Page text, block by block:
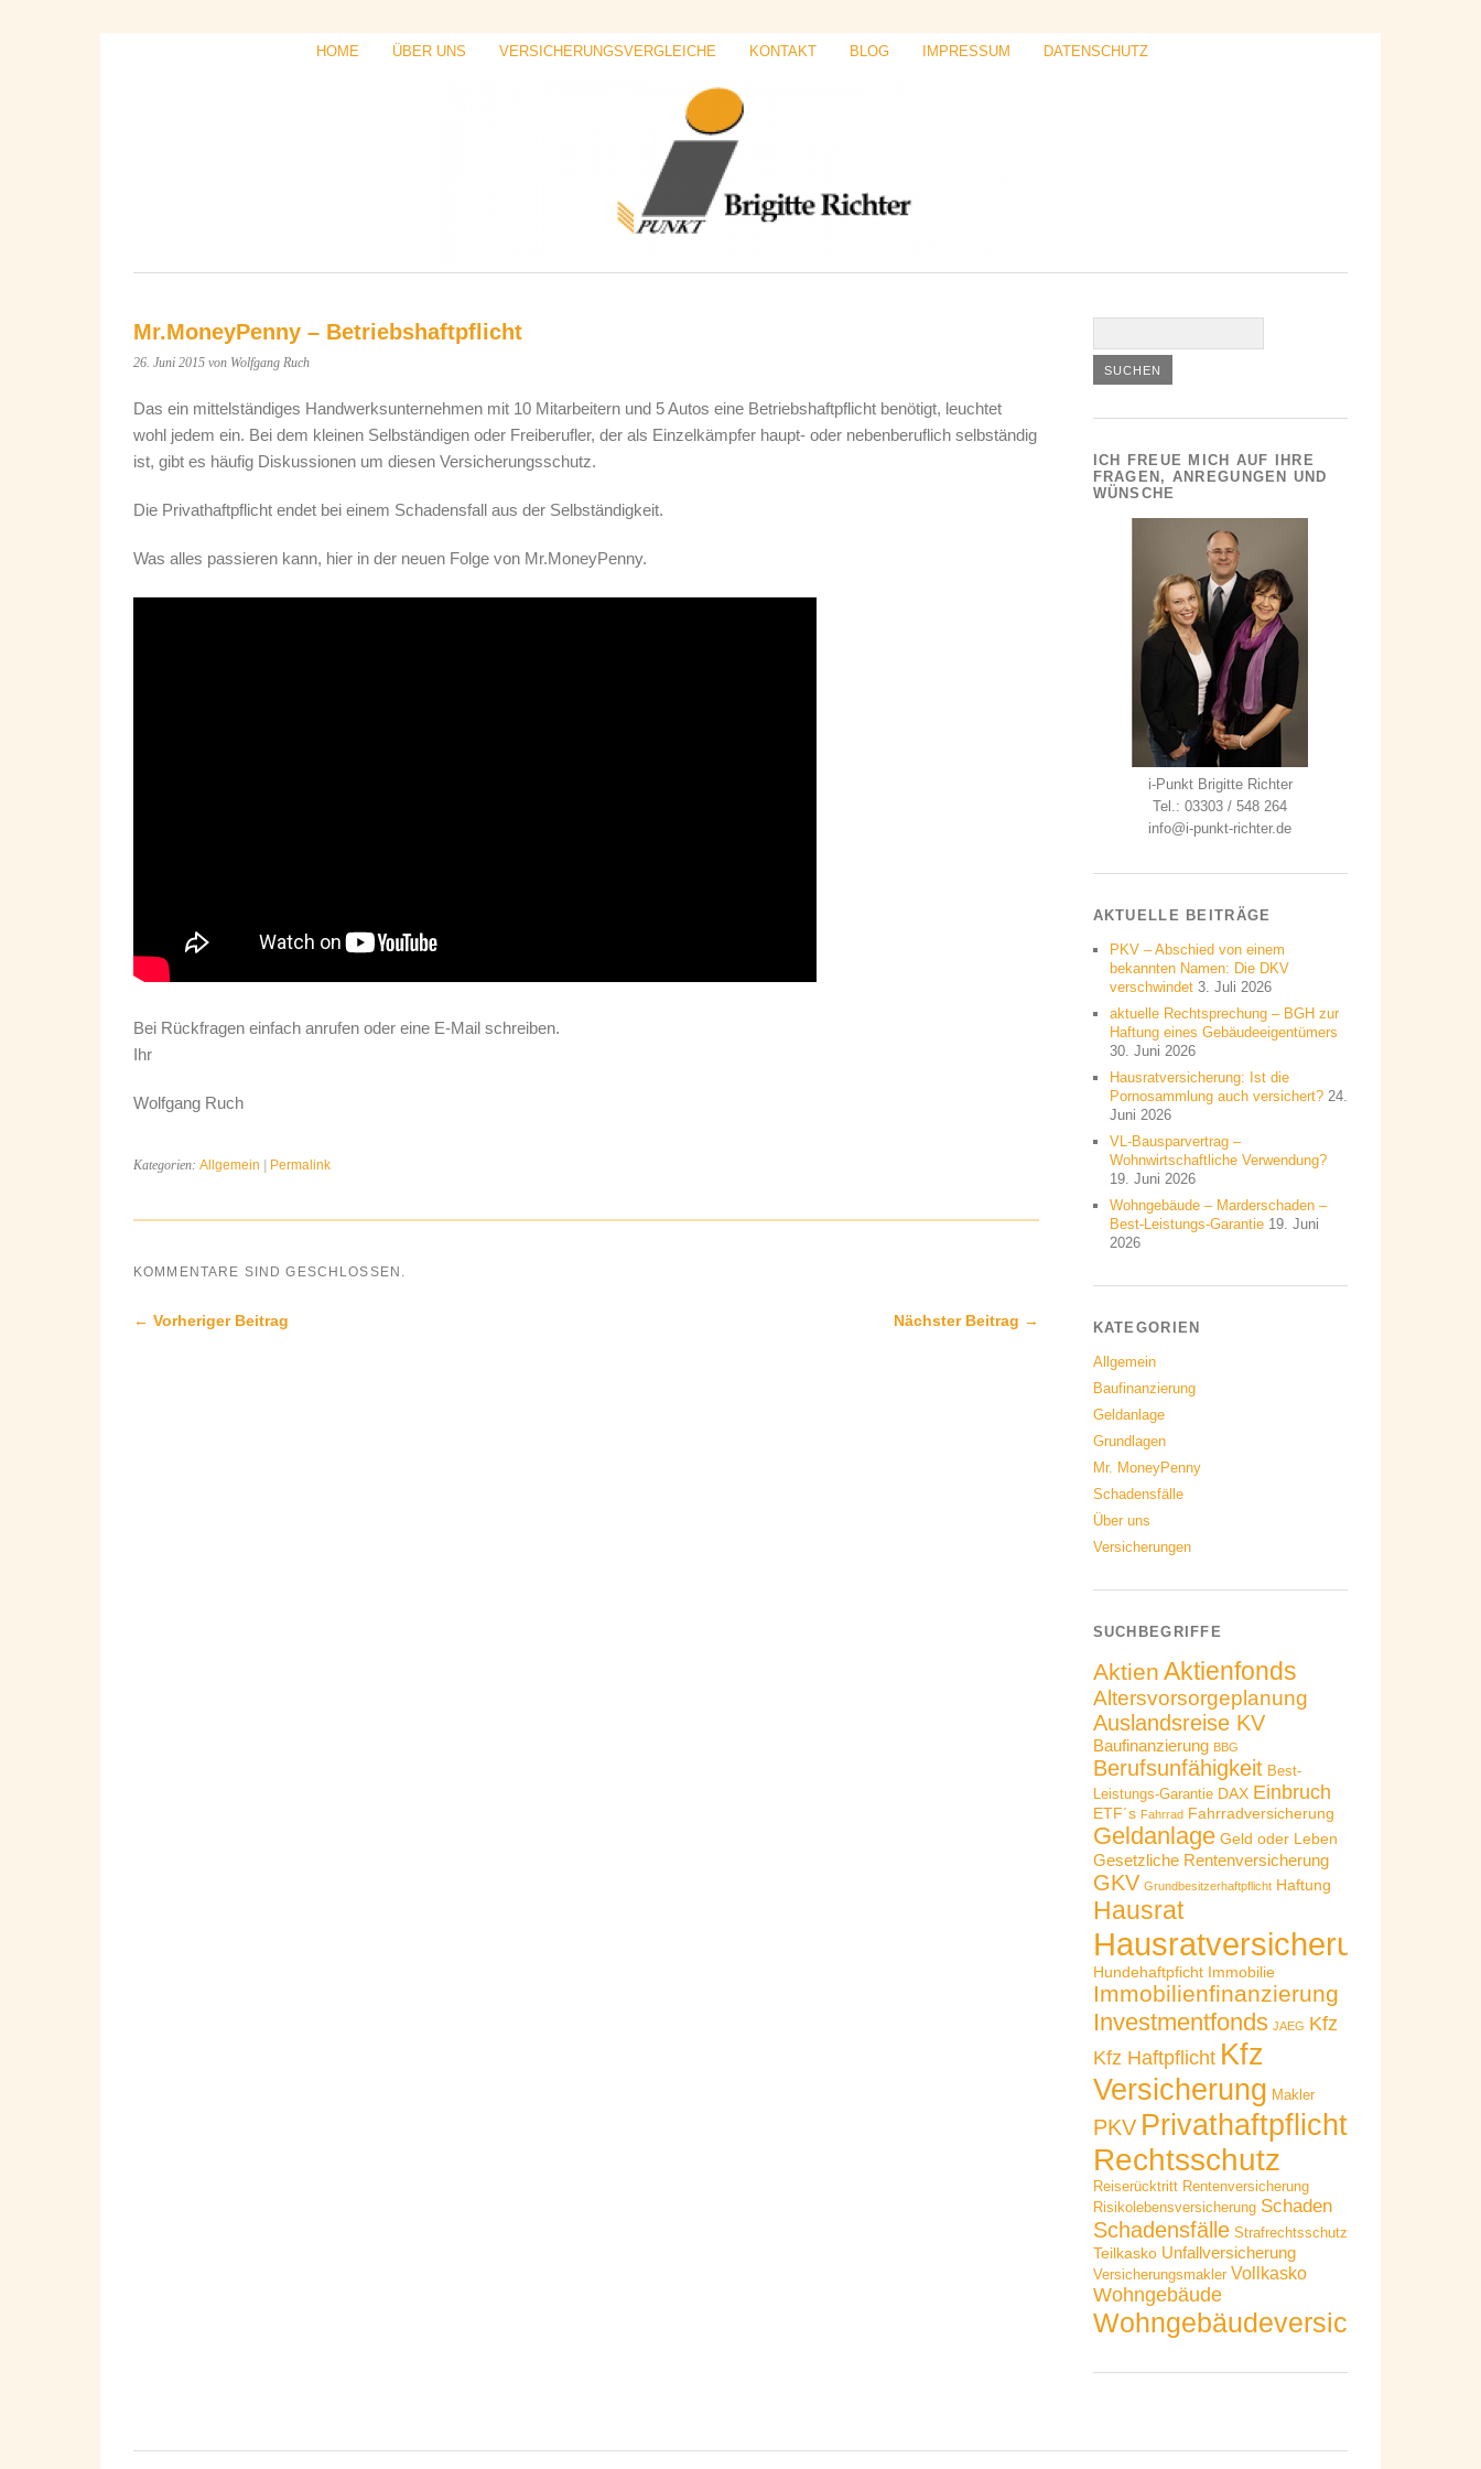
HOME ÜBER UNS VERSICHERUNGSVERGLEICHE KONTAKT BLOG IMPRESSUM DATENSCHUTZ
Mr.MoneyPenny – Betriebshaftpflicht
26. Juni 2015 von Wolfgang Ruch
Das ein mittelständiges Handwerksunternehmen mit 10 Mitarbeitern und 5 Autos eine Betriebshaftpflicht benötigt, leuchtet
wohl jedem ein. Bei dem kleinen Selbständigen oder Freiberufler, der als Einzelkämpfer haupt- oder nebenberuflich selbständig
ist, gibt es häufig Diskussionen um diesen Versicherungsschutz.
Die Privathaftpflicht endet bei einem Schadensfall aus der Selbständigkeit.
Was alles passieren kann, hier in der neuen Folge von Mr.MoneyPenny.
Bei Rückfragen einfach anrufen oder eine E-Mail schreiben.
Ihr
Wolfgang Ruch
Kategorien: Allgemein Permalink
KOMMENTARE SIND GESCHLOSSEN.
← Vorheriger Beitrag Nächster Beitrag →
ICH FREUE MICH AUF IHRE
FRAGEN, ANREGUNGEN UND
WÜNSCHE
i-Punkt Brigitte Richter
Tel.: 03303 / 548 264
info@i-punkt-richter.de
AKTUELLE BEITRÄGE
PKV – Abschied von einem
bekannten Namen: Die DKV
verschwindet 3. Juli 2026
aktuelle Rechtsprechung – BGH zur
Haftung eines Gebäudeeigentümers
30. Juni 2026
Hausratversicherung: Ist die
Pornosammlung auch versichert? 24.
Juni 2026
VL-Bausparvertrag –
Wohnwirtschaftliche Verwendung?
19. Juni 2026
Wohngebäude – Marderschaden –
Best-Leistungs-Garantie 19. Juni
2026
KATEGORIEN
Allgemein
Baufinanzierung
Geldanlage
Grundlagen
Mr. MoneyPenny
Schadensfälle
Über uns
Versicherungen
SUCHBEGRIFFE
Aktien Aktienfonds
Altersvorsorgeplanung
Auslandsreise KV
Baufinanzierung BBG
Berufsunfähigkeit Best-
Leistungs-Garantie DAX Einbruch
ETF´s Fahrrad Fahrradversicherung
Geldanlage Geld oder Leben
Gesetzliche Rentenversicherung
GKV Grundbesitzerhaftpflicht Haftung
Hausrat
Hausratversicherung
Hundehaftpficht Immobilie
Immobilienfinanzierung
Investmentfonds JAEG Kfz
Kfz Haftpflicht Kfz
Versicherung Makler
PKV Privathaftpflicht
Rechtsschutz
Reiserücktritt Rentenversicherung
Risikolebensversicherung Schaden
Schadensfälle Strafrechtsschutz
Teilkasko Unfallversicherung
Versicherungsmakler Vollkasko
Wohngebäude
Wohngebäudeversicherung